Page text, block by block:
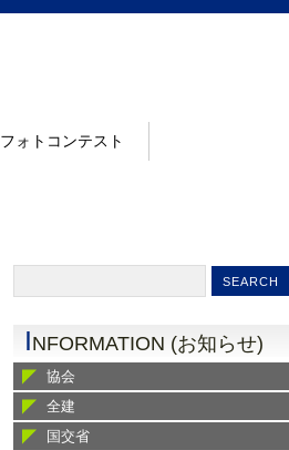
フォトコンテスト
INFORMATION (お知らせ)
協会
全建
国交省